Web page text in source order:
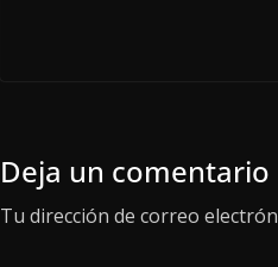
Deja un comentario
Tu dirección de correo